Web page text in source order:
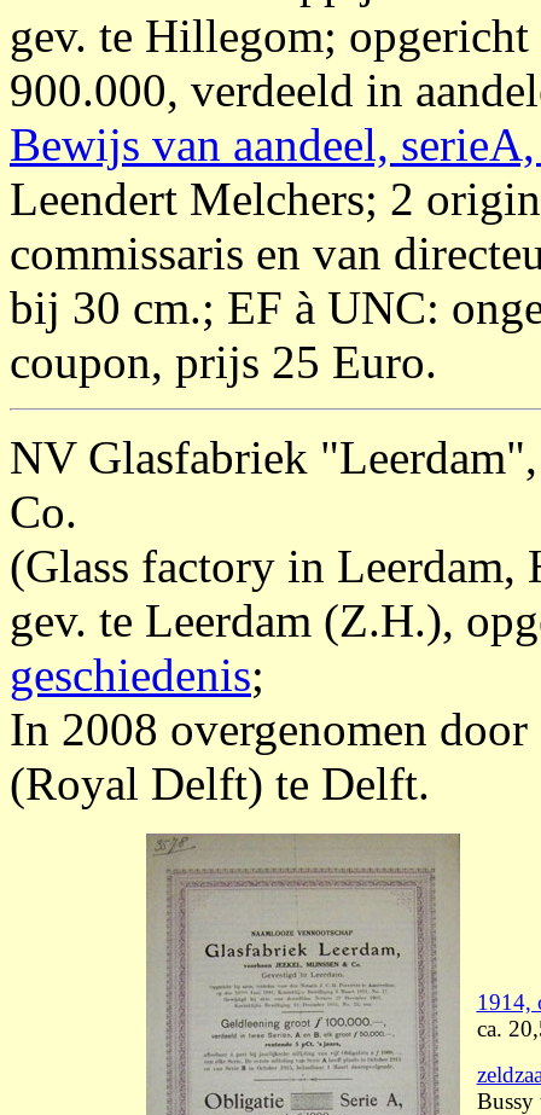
gev. te Hillegom;
900.000, verdeeld in
Bewijs van aandeel,
Leendert Melchers; 2
commissaris en van
bij 30 cm.; EF à UNC:
coupon, prijs 25 Euro.
NV Glasfabriek
Co.
(Glass factory in Leerdam,
gev. te Leerdam (Z.H.),
geschiedenis;
In 2008 overgenomen
(Royal Delft) te Delft.
1914,
ca.
Bussy